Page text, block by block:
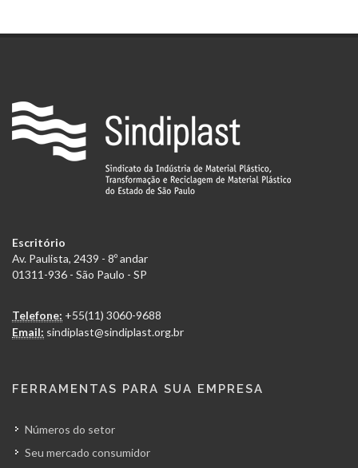
Escritório
Av. Paulista, 2439 - 8º andar
01311-936 - São Paulo - SP
Telefone: +55(11) 3060-9688
Email: sindiplast@sindiplast.org.br
FERRAMENTAS PARA SUA EMPRESA
Números do setor
Seu mercado consumidor